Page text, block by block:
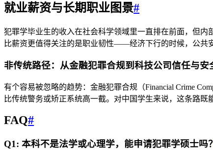
就业薪资与长期职业图景#
犯罪学毕业生的收入在社会科学领域里一直排在前面，但
比薪资更值得关注的是职业韧性——经济下行的时候，公共
非传统路径：从金融犯罪合规到科技公司信任与安
有个容易被忽略的趋势：金融犯罪合规（Financial Crime
比传统警务或矫正系统高一截。对中国学生来说，这条路
FAQ#
Q1: 本科不是法学或心理学，能申请犯罪学硕士吗？